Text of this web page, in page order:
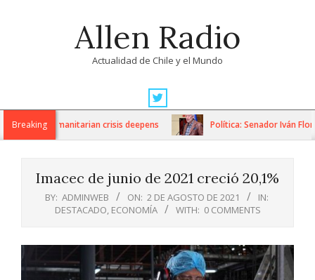
Allen Radio
Actualidad de Chile y el Mundo
Navigation
MenuBreaking
as humanitarian crisis deepens Política: Senador Iván
Imacec de junio de 2021 creció 20,1%
BY: ADMINWEB ON: 2 DE AGOSTO DE 2021
IN:
DESTACADO, ECONOMÍA WITH: 0 COMMENTS